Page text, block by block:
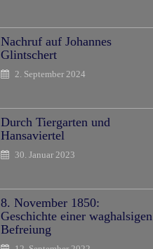
Nachruf auf Johannes
Glintschert
2. September 2024
Durch Tiergarten und
Hansaviertel
30. Januar 2023
8. November 1850:
Geschichte einer waghalsigen
Befreiung